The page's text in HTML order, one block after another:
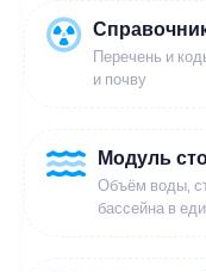
Перечень и
и почву
Модуль
Объём воды,
бассейна в